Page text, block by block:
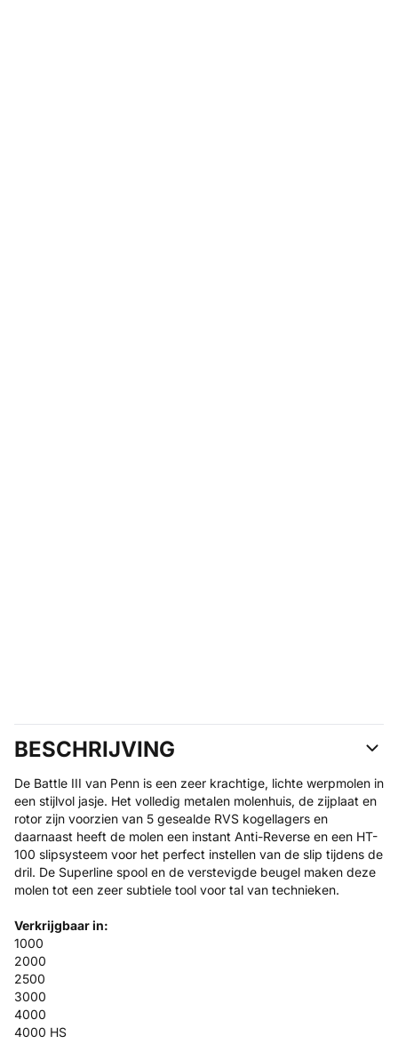
BESCHRIJVING
De Battle III van Penn is een zeer krachtige, lichte werpmolen in
een stijlvol jasje. Het volledig metalen molenhuis, de zijplaat en
rotor zijn voorzien van 5 gesealde RVS kogellagers en
daarnaast heeft de molen een instant Anti-Reverse en een HT-
100 slipsysteem voor het perfect instellen van de slip tijdens de
dril. De Superline spool en de verstevigde beugel maken deze
molen tot een zeer subtiele tool voor tal van technieken.
Verkrijgbaar in:
1000
2000
2500
3000
4000
4000 HS